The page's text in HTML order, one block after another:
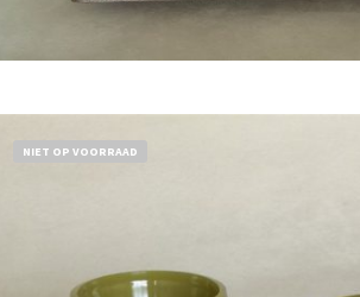
NIET OP VOORRAAD